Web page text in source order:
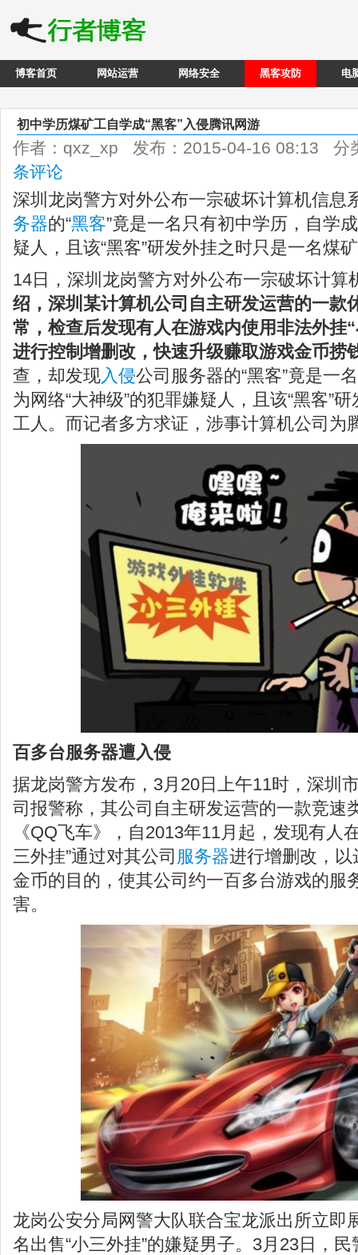
博客首页 网站运营 网络安全 黑客攻防 电
初中学历煤矿工自学成“黑客”入侵腾讯网游
作者：qxz_xp 发布：2015-04-16 08:13 分
条评论
深圳龙岗警方对外公布一宗破坏计算机信息
务器的“黑客”竟是一名只有初中学历，自学
疑人，且该“黑客”研发外挂之时只是一名煤
14日，深圳龙岗警方对外公布一宗破坏计算
绍，深圳某计算机公司自主研发运营的一款
常，检查后发现有人在游戏内使用非法外挂
进行控制增删改，快速升级赚取游戏金币捞
查，却发现入侵公司服务器的“黑客”竟是一
为网络“大神级”的犯罪嫌疑人，且该“黑客”
工人。而记者多方求证，涉事计算机公司为
百多台服务器遭入侵
据龙岗警方发布，3月20日上午11时，深圳
司报警称，其公司自主研发运营的一款竞速
《QQ飞车》，自2013年11月起，发现有人
三外挂”通过对其公司 服务器进行增删改，
金币的目的，使其公司约一百多台游戏的服
害。
龙岗公安分局网警大队联合宝龙派出所立即
名出售“小三外挂”的嫌疑男子。3月23日，